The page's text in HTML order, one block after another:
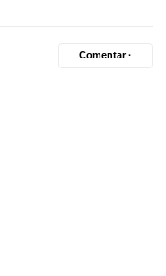
Comentar ·